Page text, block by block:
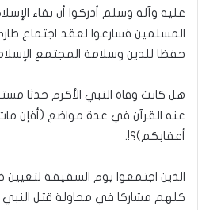
عليه وآله وسلم أدركوا أن بقاء
المسلمين فسارعوا لعقد اجتماع
حفظا للدين وسلامة المجتمع
هل كانت وفاة النبي الأكرم حدثا
عنه القرآن في عدة مواضع (أفإن
أعقابكم)؟!.
الذين اجتمعوا يوم السقيفة
كلهم مشاركا في محاولة قتل النبي